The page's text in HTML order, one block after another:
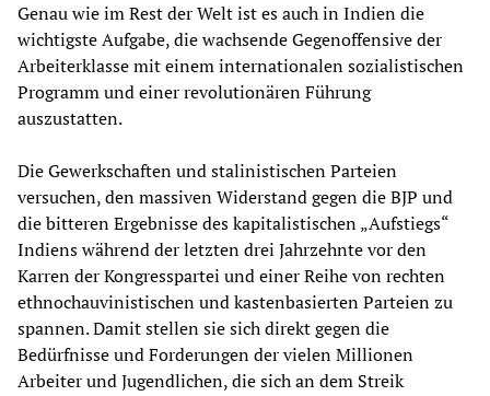
Genau wie im Rest der Welt ist es auch in Indien die
wichtigste Aufgabe, die wachsende Gegenoffensive der
Arbeiterklasse mit einem internationalen sozialistischen
Programm und einer revolutionären Führung
auszustatten.
Die Gewerkschaften und stalinistischen Parteien
versuchen, den massiven Widerstand gegen die BJP und
die bitteren Ergebnisse des kapitalistischen „Aufstiegs“
Indiens während der letzten drei Jahrzehnte vor den
Karren der Kongresspartei und einer Reihe von rechten
ethnochauvinistischen und kastenbasierten Parteien zu
spannen. Damit stellen sie sich direkt gegen die
Bedürfnisse und Forderungen der vielen Millionen
Arbeiter und Jugendlichen, die sich an dem Streik